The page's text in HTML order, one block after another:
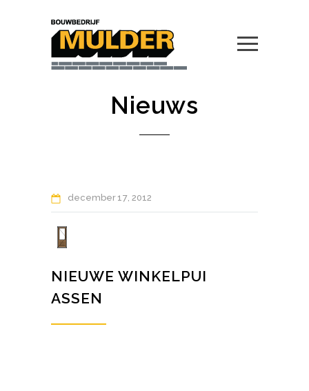
Nieuws
december17 2012
NIEUWE WINKELPUI
ASSEN